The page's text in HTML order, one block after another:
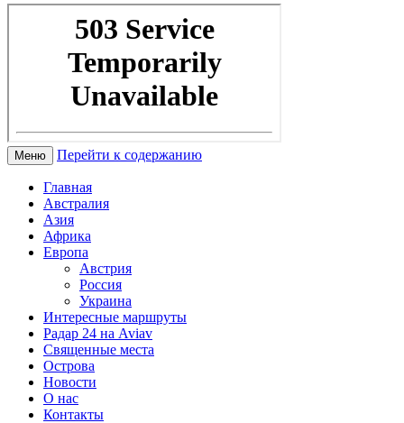
Меню Перейти к содержанию
Главная
Австралия
Азия
Африка
Европа
Австрия
Россия
Украина
Интересные маршруты
Радар 24 на Aviav
Священные места
Острова
Новости
О нас
Контакты